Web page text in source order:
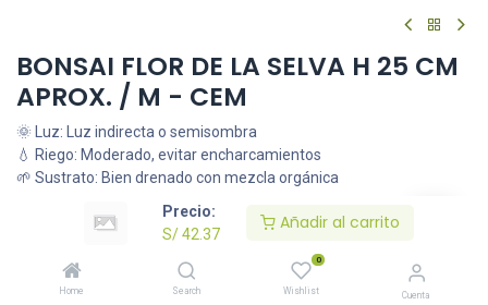
Precio:
S/42.37
Añadir al carrito
Home Search
0
Wishlist Cuenta
BONSAI FLOR DE LA SELVA H 25 CM
APROX. / M - CEM
🌞 Luz: Luz indirecta o semisombra
💧 Riego: Moderado, evitar encharcamientos
🌱 Sustrato: Bien drenado con mezcla orgánica
42.37
Añadir al carrito